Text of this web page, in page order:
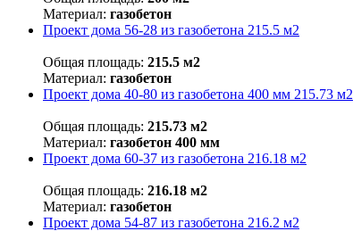
Материал: газобетон
Проект дома 56-28 из газобетона 215.5 м2
Общая площадь: 215.5 м2
Материал: газобетон
Проект дома 40-80 из газобетона 400 мм 215.73 м2
Общая площадь: 215.73 м2
Материал: газобетон 400 мм
Проект дома 60-37 из газобетона 216.18 м2
Общая площадь: 216.18 м2
Материал: газобетон
Проект дома 54-87 из газобетона 216.2 м2